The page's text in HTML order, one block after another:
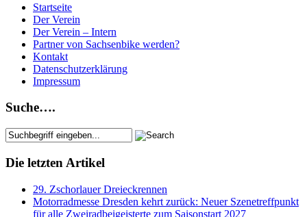
Startseite
Der Verein
Der Verein – Intern
Partner von Sachsenbike werden?
Kontakt
Datenschutzerklärung
Impressum
Suche….
Die letzten Artikel
29. Zschorlauer Dreieckrennen
Motorradmesse Dresden kehrt zurück: Neuer Szenetreffpunkt
für alle Zweiradbeigeisterte zum Saisonstart 2027